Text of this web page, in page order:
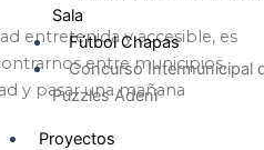
Sala
Fútbol Chapas
Concurso Intermunicipal
Puzzles Adeni
Proyectos
entretenida y accesible, es
entre municipios,
y pasar una mañana